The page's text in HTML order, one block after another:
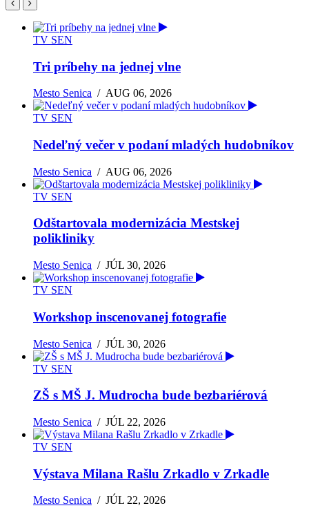
TV SEN
Tri príbehy na jednej vlne
Mesto Senica /AUG 06, 2026
TV SEN
Nedeľný večer v podaní mladých hudobníkov
Mesto Senica /AUG 06, 2026
TV SEN
Odštartovala modernizácia Mestskej
polikliniky
Mesto Senica /JÚL 30, 2026
TV SEN
Workshop inscenovanej fotografie
Mesto Senica /JÚL 30, 2026
TV SEN
ZŠ s MŠ J. Mudrocha bude bezbariérová
Mesto Senica /JÚL 22, 2026
TV SEN
Výstava Milana Rašlu Zrkadlo v Zrkadle
Mesto Senica /JÚL 22, 2026